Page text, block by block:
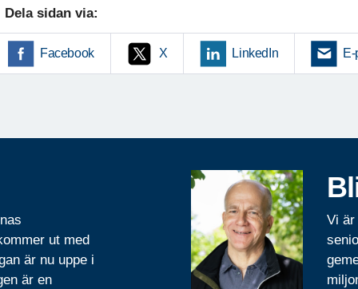
Dela sidan via:
Facebook X LinkedIn
ut med
är nu uppe i
är en
Vi är